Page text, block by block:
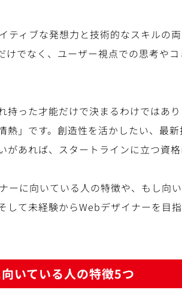
ティブな発想力と技術的なスキルの
けでなく、ユーザー視点での思考や
持った才能だけで決まるわけではあ
熱」です。創造性を活かしたい、最
があれば、スタートラインに立つ資格
ーに向いている人の特徴や、もし向
して未経験からWebデザイナーを目
いている人の特徴5つ